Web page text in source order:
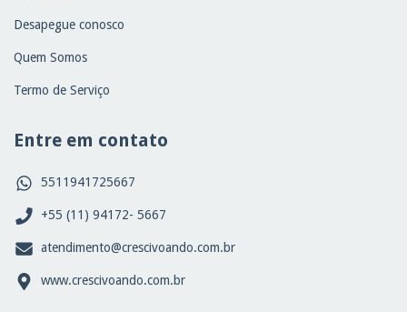
Desapegue conosco
Quem Somos
Termo de Serviço
Entre em contato
5511941725667
+55 (11) 94172- 5667
atendimento@crescivoando.com.br
www.crescivoando.com.br